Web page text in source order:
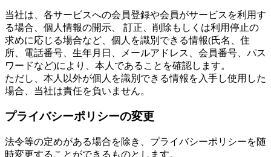
当社は、各サービスへの会員登録や会員がサービスを利用す
る場合、個人情報の開示、 訂正、削除もしくは利用停止の
求めに応じる場合など、個人を識別できる情報(氏名、住
所、電話番号、生年月日、メールアドレス、会員番号、パス
ワードなど)により、本人であることを確認します。
ただし、本人以外が個人を識別できる情報を入手し使用した
場合、当社は責任を負いません。
プライバシーポリシーの変更
法令等の定めがある場合を除き、プライバシーポリシーを随
時変更することができるものとします。